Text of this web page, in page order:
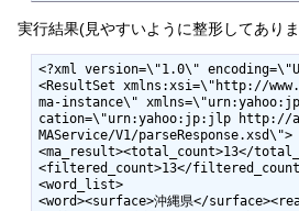
実行結果(見やすいように整形してありま
<?xml version=\"1.0\"
<ResultSet xmlns:xsi=\"http://
ma-instance\"
cation=\"urn:yahoo:jp:jlp http://
MAService/V1/parseResponse.xsd\">
<ma_result><total_count>13</
<filtered_count>13</
<word_list>
<word><surface>沖縄県</